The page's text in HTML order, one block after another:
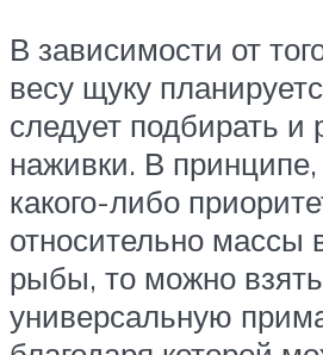
В зависимости от
весу щуку
следует подбирать и
наживки. В
какого-либо
относительно массы
рыбы, то можно взять
универсальную